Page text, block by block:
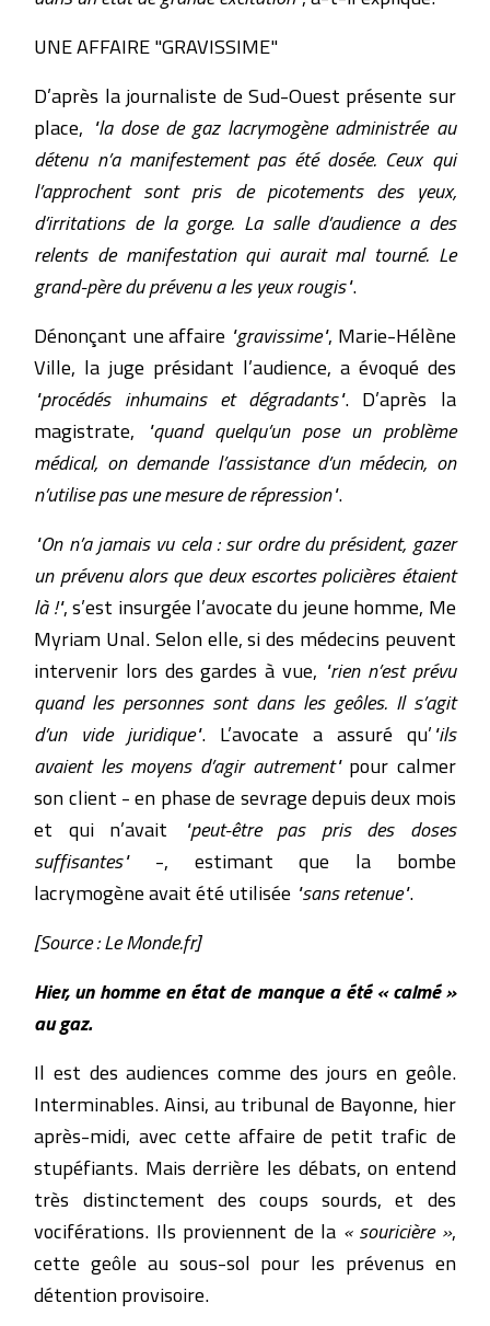
UNE AFFAIRE "GRAVISSIME"
D’après la journaliste de Sud-Ouest présente sur
place, "la dose de gaz lacrymogène administrée au
détenu n’a manifestement pas été dosée. Ceux qui
l’approchent sont pris de picotements des yeux,
d’irritations de la gorge. La salle d’audience a des
relents de manifestation qui aurait mal tourné. Le
grand-père du prévenu a les yeux rougis".
Dénonçant une affaire "gravissime", Marie-Hélène
Ville, la juge présidant l’audience, a évoqué des
"procédés inhumains et dégradants". D’après la
magistrate, "quand quelqu’un pose un problème
médical, on demande l’assistance d’un médecin, on
n’utilise pas une mesure de répression".
"On n’a jamais vu cela : sur ordre du président, gazer
un prévenu alors que deux escortes policières étaient
là !", s’est insurgée l’avocate du jeune homme, Me
Myriam Unal. Selon elle, si des médecins peuvent
intervenir lors des gardes à vue, "rien n’est prévu
quand les personnes sont dans les geôles. Il s’agit
d’un vide juridique". L’avocate a assuré qu’"ils
avaient les moyens d’agir autrement"pour calmer
son client - en phase de sevrage depuis deux mois
et qui n’avait
"peut-être pas pris des doses
suffisantes"-, estimant que la bombe
lacrymogène avait été utilisée "sans retenue".
[Source : Le Monde.fr]
Hier, un homme en état de manque a été « calmé »
au gaz.
Il est des audiences comme des jours en geôle.
Interminables. Ainsi, au tribunal de Bayonne, hier
après-midi, avec cette affaire de petit trafic de
stupéfiants. Mais derrière les débats, on entend
très distinctement des coups sourds, et des
vociférations. Ils proviennent de la « souricière »,
cette geôle au sous-sol pour les prévenus en
détention provisoire.